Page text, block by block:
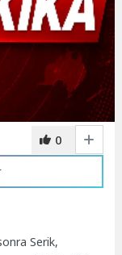
0
Serik,